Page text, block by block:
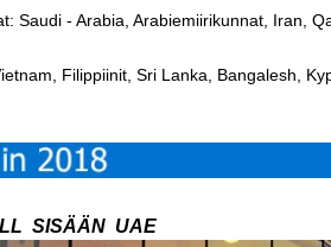
Saudi - Arabia, Arabiemiirikunnat, Iran,
Filippiinit, Sri Lanka, Bangalesh,
SISÄÄN UAE